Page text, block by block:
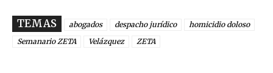
TEMAS abogados despacho jurídico
homicidio doloso
Semanario ZETA
Velázquez ZETA